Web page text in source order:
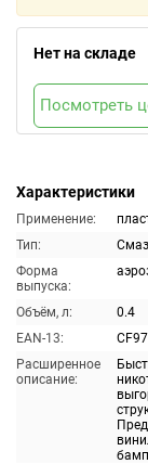
Характеристики
Применение:
Тип:
Форма
выпуска:
Объём, л:
0.4
EAN-13:
Расширенное
описание:
Нет на складе
Посмотреть